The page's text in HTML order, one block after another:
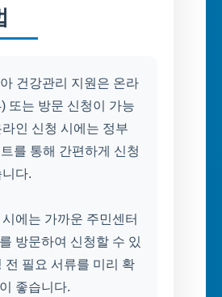
건강관리 지원은 온라
또는 방문 신청이 가능
인 신청 시에는 정부
를 통해 간편하게 신청
다.
에는 가까운 주민센터
방문하여 신청할 수 있
전 필요 서류를 미리 확
좋습니다.